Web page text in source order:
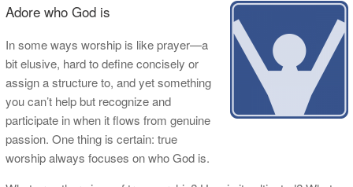
Adore who God is
In some ways worship is like prayer—a
bit elusive, hard to define concisely or
assign a structure to, and yet something
you can’t help but recognize and
participate in when it flows from genuine
passion. One thing is certain: true
worship always focuses on who God is.